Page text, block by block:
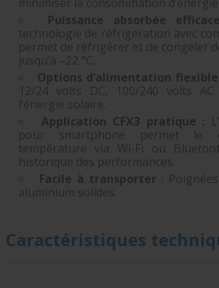
Puissance absorbée
technologie de réfrigération avec
permet de réfrigérer et de congeler
jusqu’à –22 °C.
Options d’alimentation
12/24 volts DC, 100/240 volts
l’énergie solaire.
Application CFX3 pratique :
pour smartphone permet le
température via Wi-Fi ou
historique des performances.
Facile à transporter :
aluminium solides
Caractéristiques